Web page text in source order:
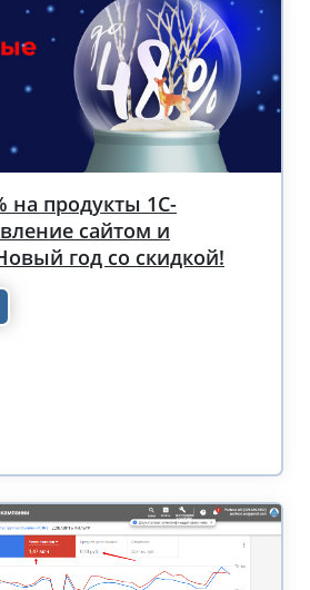
на продукты 1С-
сайтом и
год со скидкой!